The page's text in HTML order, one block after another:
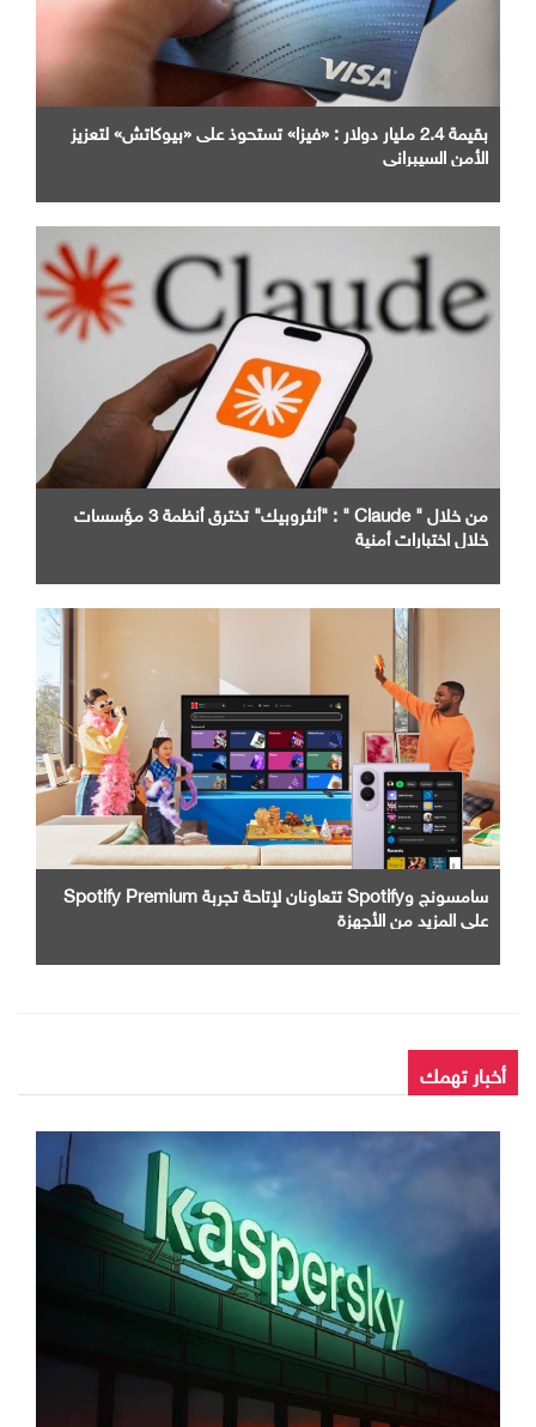
بقيمة 2.4 مليار دولار : «فيزا» تستحوذ على «بيوكاتش» لتعزيز
الأمن السيبراني
من خلال " Claude " : "أنثروبيك" تخترق أنظمة 3 مؤسسات
خلال اختبارات أمنية
سامسونج وSpotify تتعاونان لإتاحة تجربة Spotify Premium
على المزيد من الأجهزة
أخبار تهمك